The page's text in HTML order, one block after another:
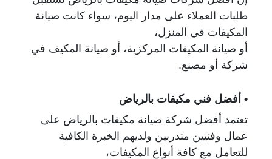
طلبات العملاء على مدار اليوم، سواء كانت صيانة
المكيفات في المنزل،
أو صيانة المكيفات المركزية، أو صيانة المكيف في
شركة أو مصنع.
• أفضل فني مكيفات بالرياض
تعتمد أفضل شركة صيانة مكيفات بالرياض على
عمال وفنيين متدربين ولديهم الخبرة الكافية
للتعامل مع كافة أنواع المكيفات،